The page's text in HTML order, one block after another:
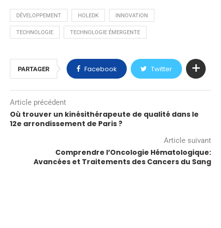
DÉVELOPPEMENT HOLEDK INNOVATION
TECHNOLOGIE TECHNOLOGIE ÉMERGENTE
PARTAGER Facebook Twitter
Article précédent
Où trouver un kinésithérapeute de qualité dans le
12e arrondissement de Paris ?
Article suivant
Comprendre l’Oncologie Hématologique:
Avancées et Traitements des Cancers du Sang